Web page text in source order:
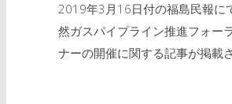
2019年3月16日付の福島民報に
然ガスパイプライン推進フォー
ナーの開催に関する記事が掲載